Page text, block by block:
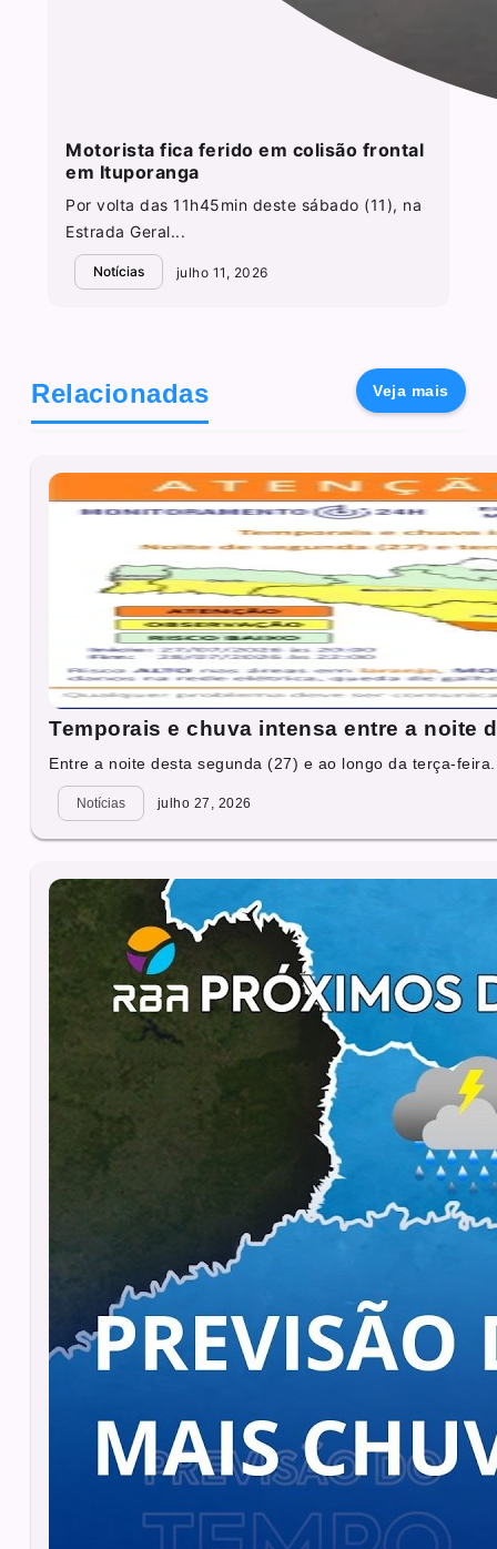
Motorista fica ferido em colisão frontal
em Ituporanga
Por volta das 11h45min deste sábado (11), na
Estrada Geral...
Notícias julho 11, 2026
Relacionadas Veja mais
Temporais e chuva intensa entre a noite
Entre a noite desta segunda (27) e ao longo da terça-
Notícias julho 27, 2026